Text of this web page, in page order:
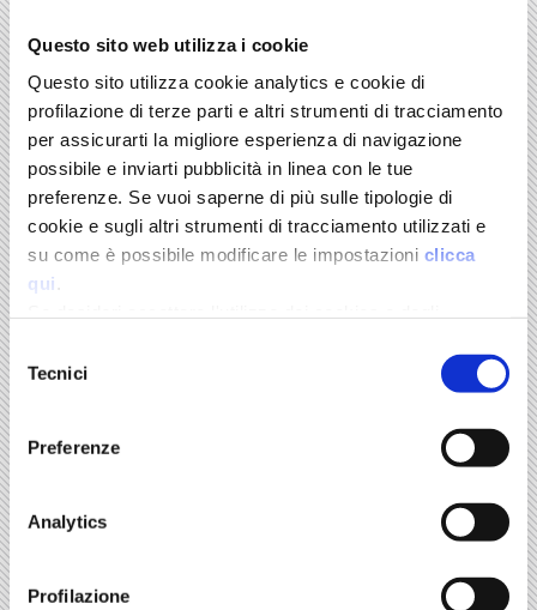
Questo sito web utilizza i cookie
Questo sito utilizza cookie analytics e cookie di
profilazione di terze parti e altri strumenti di tracciamento
per assicurarti la migliore esperienza di navigazione
possibile e inviarti pubblicità in linea con le tue
preferenze. Se vuoi saperne di più sulle tipologie di
cookie e sugli altri strumenti di tracciamento utilizzati e
su come è possibile modificare le impostazioni clicca
qui .
su "Accetta Tutti" o “Accetta selezionati” altrimenti clicca
Selezione
del
consenso
Tecnici
Preferenze
Analytics
Profilazione
PMI e ancora la raccolta degli interventi dei Relatori in
occasione dei suoi convegni vengono pubblicati con
modalità diverse: la Collana, i Quaderni di approfondimento,
il periodico Fondazione Edison Notizie e gli articoli
pubblicati regolarmente su importanti quotidiani e
settimanali. Gli ulteriori studi sono segnalati in un'apposita
sezione (Altri Libri).
COLLANA DELLA FONDAZIONE EDISON EDITA DA IL
MULINO